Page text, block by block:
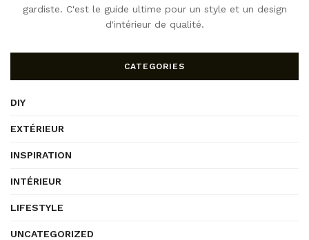
gardiste. C'est le guide ultime pour un style et un design
d'intérieur de qualité.
CATEGORIES
DIY
EXTÉRIEUR
INSPIRATION
INTÉRIEUR
LIFESTYLE
UNCATEGORIZED